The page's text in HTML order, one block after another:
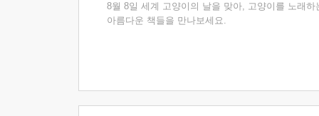
8월 8일 세계 고양이의 날을 맞아, 고양이를 노래하
아름다운 책들을 만나보세요.